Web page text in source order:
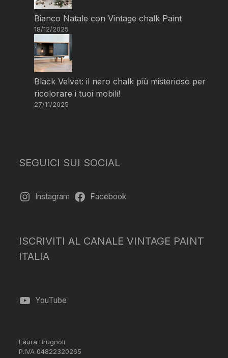
Bianco Natale con Vintage chalk Paint
18/12/2025
Black Velvet: il nero chalk più misterioso per
ricolorare i tuoi mobili!
27/11/2025
SEGUICI SUI SOCIAL
Instagram Facebook
ISCRIVITI AL CANALE VINTAGE PAINT
ITALIA
YouTube
Laura Brugnoli
P.IVA 04822320265